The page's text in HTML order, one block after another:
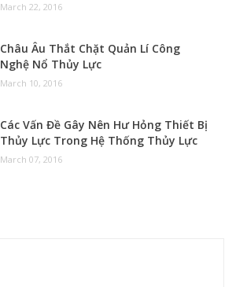
March 22, 2016
Châu Âu Thắt Chặt Quản Lí Công
Nghệ Nổ Thủy Lực
March 10, 2016
Các Vấn Đề Gây Nên Hư Hỏng Thiết Bị
Thủy Lực Trong Hệ Thống Thủy Lực
March 07, 2016